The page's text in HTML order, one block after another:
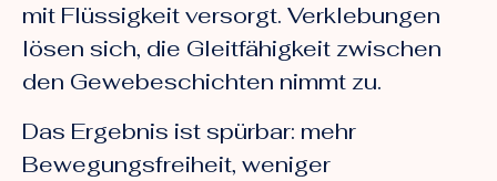
mit Flüssigkeit versorgt. Verklebungen
lösen sich, die Gleitfähigkeit zwischen
den Gewebeschichten nimmt zu.
Das Ergebnis ist spürbar: mehr
Bewegungsfreiheit, weniger